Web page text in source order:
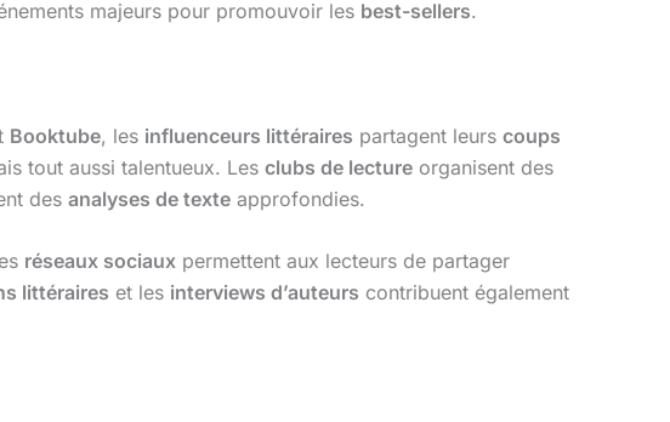
majeurs pour promouvoir les best-sellers.
Booktube, les influenceurs littéraires partagent leurs coups
tout aussi talentueux. Les clubs de lecture organisent des
des analyses de texte approfondies.
réseaux sociaux permettent aux lecteurs de partager
littéraires et les interviews d’auteurs contribuent également